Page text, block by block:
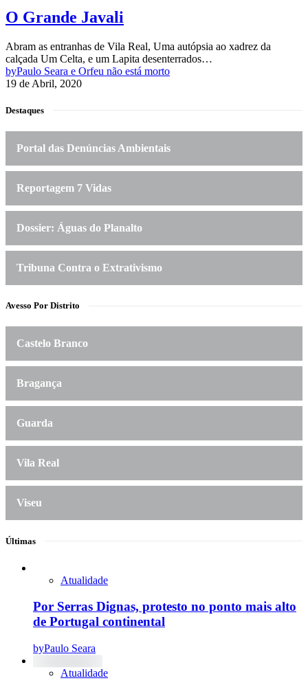
O Grande Javali
Abram as entranhas de Vila Real, Uma autópsia ao xadrez da
calçada Um Celta, e um Lapita desenterrados…
byPaulo Seara e Orfeu não está morto
19 de Abril, 2020
Destaques
Portal das Denúncias Ambientais
Reportagem 7 Vidas
Dossier: Águas do Planalto
Tribuna Contra o Extrativismo
Avesso Por Distrito
Castelo Branco
Bragança
Guarda
Vila Real
Viseu
Últimas
Atualidade
Por Serras Dignas, protesto no ponto mais alto
de Portugal continental
byPaulo Seara
Atualidade